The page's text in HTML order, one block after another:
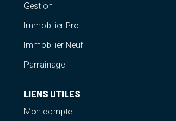
Gestion
Immobilier Pro
Immobilier Neuf
Parrainage
LIENS UTILES
Mon compte